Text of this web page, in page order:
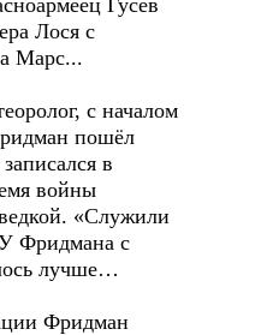
Гусев
Лося с
Марс...
с началом
пошёл
в
войны
«Служили
Фридмана с
лучше…
Фридман